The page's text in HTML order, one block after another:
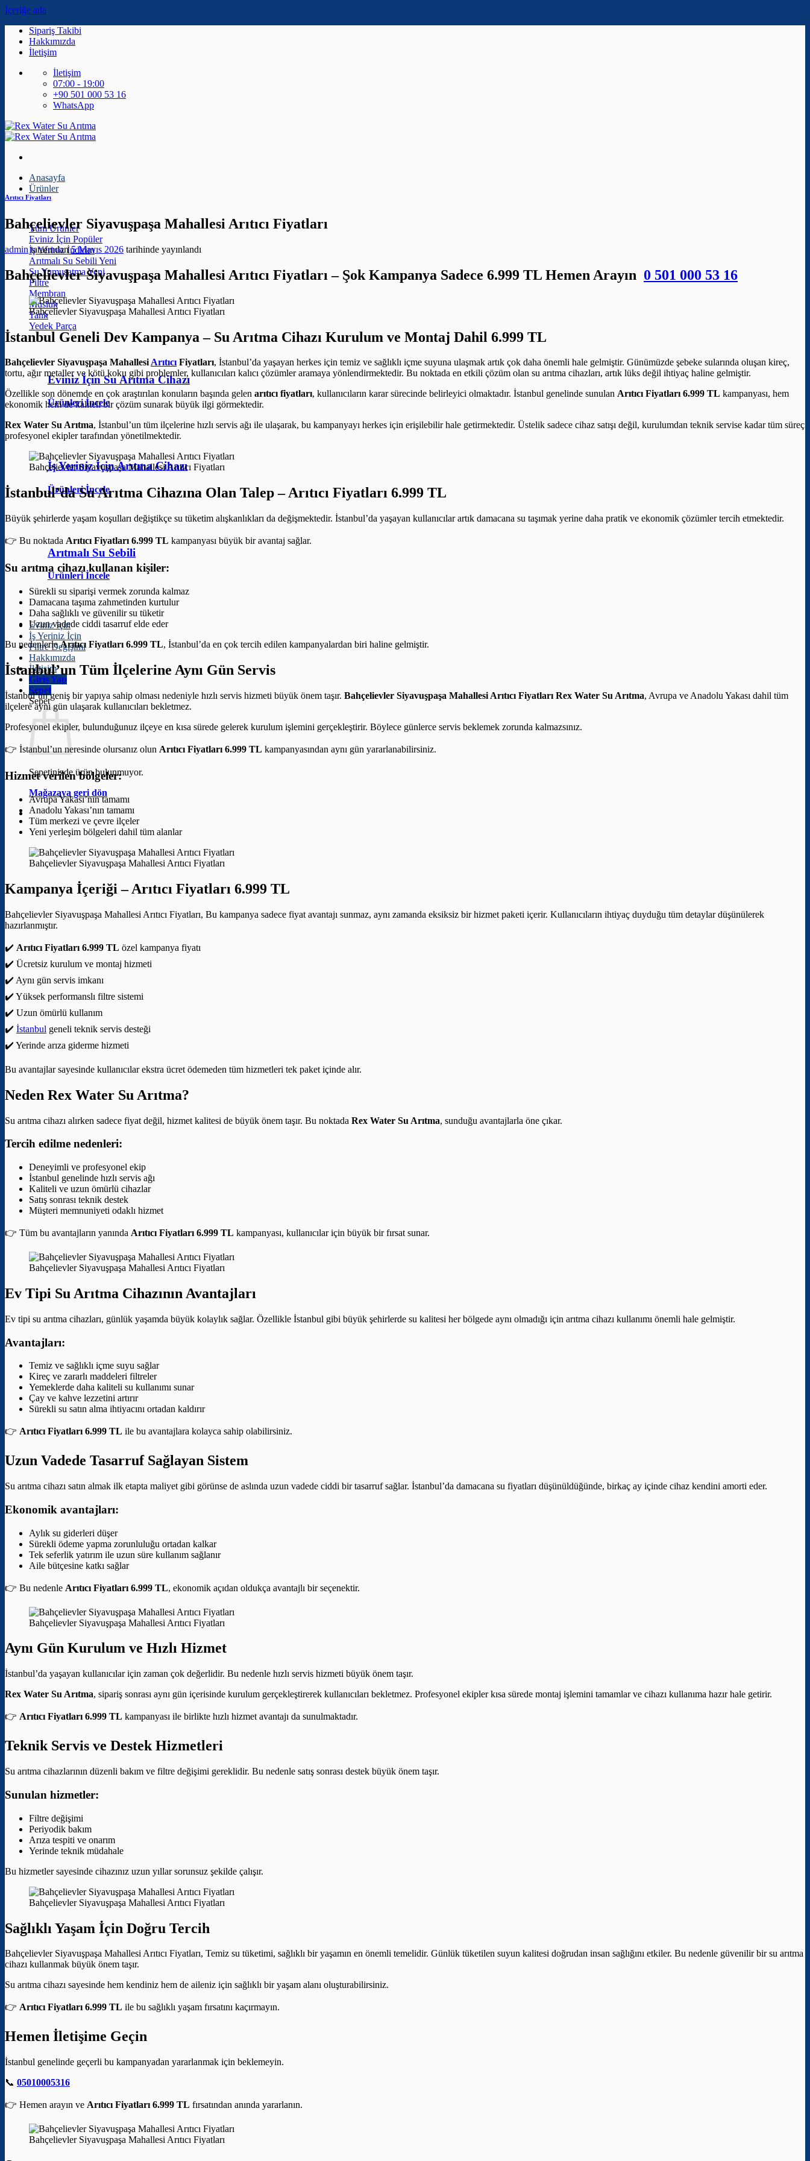
İçeriğe atla
Sipariş Takibi
Hakkımızda
İletişim
İletişim
07:00 - 19:00
+90 501 000 53 16
WhatsApp
Anasayfa
Ürünler
Tüm Ürünler
Eviniz İçin
İş Yeriniz
Arıtmalı Su Sebili
Su Yumuşatma
Filtre
Membran
Musluk
Tank
Yedek Parça
Eviniz İçin Su Arıtma Cihazı
Ürünleri İncele
İş Yeriniz İçin Arıtma Cihazı
Ürünleri İncele
Arıtmalı Su Sebili
Ürünleri İncele
Eviniz İçin
İş Yeriniz İçin
Filtre Değişimi
Hakkımızda
İletişim
Giriş Yap
Sepet
Sepet
Sepetinizde ürün bulunmuyor.
Mağazaya geri dön
Arıtıcı Fiyatları
Bahçelievler Siyavuşpaşa Mahallesi Arıtıcı Fiyatları
admintarafından 5 Mayıs 2026 tarihinde yayınlandı
Bahçelievler Siyavuşpaşa Mahallesi Arıtıcı Fiyatları – Şok Kampanya Sadece 6.999 TL Hemen Arayın 0 501 000 53 16
Bahçelievler Siyavuşpaşa Mahallesi Arıtıcı Fiyatları
İstanbul Geneli Dev Kampanya – Su Arıtma Cihazı Kurulum ve Montaj Dahil 6.999 TL
Bahçelievler Siyavuşpaşa MahallesiArıtıcıFiyatları, İstanbul’da yaşayan herkes için temiz ve sağlıklı içme suyuna ulaşmak artık çok daha önemli hale gelmiştir. Günümüzde şebeke sularında oluşan kireç,
tortu, ağır metaller ve kötü koku gibi problemler, kullanıcıları kalıcı çözümler aramaya yönlendirmektedir. Bu noktada en etkili çözüm olan su arıtma cihazları, artık lüks değil ihtiyaç haline gelmiştir.
Özellikle son dönemde en çok araştırılan konuların başında gelen arıtıcı fiyatları, kullanıcıların karar sürecinde belirleyici olmaktadır. İstanbul genelinde sunulan Arıtıcı Fiyatları 6.999 TL kampanyası, hem
ekonomik hem de kaliteli bir çözüm sunarak büyük ilgi görmektedir.
Rex Water Su Arıtma, İstanbul’un tüm ilçelerine hızlı servis ağı ile ulaşarak, bu kampanyayı herkes için erişilebilir hale getirmektedir. Üstelik sadece cihaz satışı değil, kurulumdan teknik servise kadar tüm süreç
profesyonel ekipler tarafından yönetilmektedir.
Bahçelievler Siyavuşpaşa Mahallesi Arıtıcı Fiyatları
İstanbul’da Su Arıtma Cihazına Olan Talep –Arıtıcı Fiyatları 6.999 TL
Büyük şehirlerde yaşam koşulları değiştikçe su tüketim alışkanlıkları da değişmektedir. İstanbul’da yaşayan kullanıcılar artık damacana su taşımak yerine daha pratik ve ekonomik çözümler tercih etmektedir.
👉 Bu noktada Arıtıcı Fiyatları 6.999 TL kampanyası büyük bir avantaj sağlar.
Su arıtma cihazı kullanan kişiler:
Sürekli su siparişi vermek zorunda kalmaz
Damacana taşıma zahmetinden kurtulur
Daha sağlıklı ve güvenilir su tüketir
Uzun vadede ciddi tasarruf elde eder
Bu nedenlerleArıtıcı Fiyatları 6.999 TL, İstanbul’da en çok tercih edilen kampanyalardan biri haline gelmiştir.
İstanbul’un Tüm İlçelerine Aynı Gün Servis
İstanbul’un geniş bir yapıya sahip olması nedeniyle hızlı servis hizmeti büyük önem taşır. Bahçelievler Siyavuşpaşa Mahallesi Arıtıcı Fiyatları Rex Water Su Arıtma, Avrupa ve Anadolu Yakası dahil tüm
ilçelere aynı gün ulaşarak kullanıcıları bekletmez.
Profesyonel ekipler, bulunduğunuz ilçeye en kısa sürede gelerek kurulum işlemini gerçekleştirir. Böylece günlerce servis beklemek zorunda kalmazsınız.
👉 İstanbul’un neresinde olursanız olun Arıtıcı Fiyatları 6.999 TL kampanyasından aynı gün yararlanabilirsiniz.
Hizmet verilen bölgeler:
Avrupa Yakası’nın tamamı
Anadolu Yakası’nın tamamı
Tüm merkezi ve çevre ilçeler
Yeni yerleşim bölgeleri dahil tüm alanlar
Bahçelievler Siyavuşpaşa Mahallesi Arıtıcı Fiyatları
Kampanya İçeriği –Arıtıcı Fiyatları 6.999 TL
Bahçelievler Siyavuşpaşa Mahallesi Arıtıcı Fiyatları, Bu kampanya sadece fiyat avantajı sunmaz, aynı zamanda eksiksiz bir hizmet paketi içerir. Kullanıcıların ihtiyaç duyduğu tüm detaylar düşünülerek
hazırlanmıştır.
✔️ Arıtıcı Fiyatları 6.999 TL özel kampanya fiyatı
✔️ Ücretsiz kurulum ve montaj hizmeti
✔️ Aynı gün servis imkanı
✔️ Yüksek performanslı filtre sistemi
✔️ Uzun ömürlü kullanım
✔️ İstanbul geneli teknik servis desteği
✔️ Yerinde arıza giderme hizmeti
Bu avantajlar sayesinde kullanıcılar ekstra ücret ödemeden tüm hizmetleri tek paket içinde alır.
Neden Rex Water Su Arıtma?
Su arıtma cihazı alırken sadece fiyat değil, hizmet kalitesi de büyük önem taşır. Bu noktada Rex Water Su Arıtma, sunduğu avantajlarla öne çıkar.
Tercih edilme nedenleri:
Deneyimli ve profesyonel ekip
İstanbul genelinde hızlı servis ağı
Kaliteli ve uzun ömürlü cihazlar
Satış sonrası teknik destek
Müşteri memnuniyeti odaklı hizmet
👉 Tüm bu avantajların yanında Arıtıcı Fiyatları 6.999 TL kampanyası, kullanıcılar için büyük bir fırsat sunar.
Bahçelievler Siyavuşpaşa Mahallesi Arıtıcı Fiyatları
Ev Tipi Su Arıtma Cihazının Avantajları
Ev tipi su arıtma cihazları, günlük yaşamda büyük kolaylık sağlar. Özellikle İstanbul gibi büyük şehirlerde su kalitesi her bölgede aynı olmadığı için arıtma cihazı kullanımı önemli hale gelmiştir.
Avantajları:
Temiz ve sağlıklı içme suyu sağlar
Kireç ve zararlı maddeleri filtreler
Yemeklerde daha kaliteli su kullanımı sunar
Çay ve kahve lezzetini artırır
Sürekli su satın alma ihtiyacını ortadan kaldırır
👉 Arıtıcı Fiyatları 6.999 TL ile bu avantajlara kolayca sahip olabilirsiniz.
Uzun Vadede Tasarruf Sağlayan Sistem
Su arıtma cihazı satın almak ilk etapta maliyet gibi görünse de aslında uzun vadede ciddi bir tasarruf sağlar. İstanbul’da damacana su fiyatları düşünüldüğünde, birkaç ay içinde cihaz kendini amorti eder.
Ekonomik avantajları:
Aylık su giderleri düşer
Sürekli ödeme yapma zorunluluğu ortadan kalkar
Tek seferlik yatırım ile uzun süre kullanım sağlanır
Aile bütçesine katkı sağlar
👉 Bu nedenle Arıtıcı Fiyatları 6.999 TL, ekonomik açıdan oldukça avantajlı bir seçenektir.
Bahçelievler Siyavuşpaşa Mahallesi Arıtıcı Fiyatları
Aynı Gün Kurulum ve Hızlı Hizmet
İstanbul’da yaşayan kullanıcılar için zaman çok değerlidir. Bu nedenle hızlı servis hizmeti büyük önem taşır.
Rex Water Su Arıtma, sipariş sonrası aynı gün içerisinde kurulum gerçekleştirerek kullanıcıları bekletmez. Profesyonel ekipler kısa sürede montaj işlemini tamamlar ve cihazı kullanıma hazır hale getirir.
👉 Arıtıcı Fiyatları 6.999 TL kampanyası ile birlikte hızlı hizmet avantajı da sunulmaktadır.
Teknik Servis ve Destek Hizmetleri
Su arıtma cihazlarının düzenli bakım ve filtre değişimi gereklidir. Bu nedenle satış sonrası destek büyük önem taşır.
Sunulan hizmetler:
Filtre değişimi
Periyodik bakım
Arıza tespiti ve onarım
Yerinde teknik müdahale
Bu hizmetler sayesinde cihazınız uzun yıllar sorunsuz şekilde çalışır.
Bahçelievler Siyavuşpaşa Mahallesi Arıtıcı Fiyatları
Sağlıklı Yaşam İçin Doğru Tercih
Bahçelievler Siyavuşpaşa Mahallesi Arıtıcı Fiyatları, Temiz su tüketimi, sağlıklı bir yaşamın en önemli temelidir. Günlük tüketilen suyun kalitesi doğrudan insan sağlığını etkiler. Bu nedenle güvenilir bir su arıtma
cihazı kullanmak büyük önem taşır.
Su arıtma cihazı sayesinde hem kendiniz hem de aileniz için sağlıklı bir yaşam alanı oluşturabilirsiniz.
👉 Arıtıcı Fiyatları 6.999 TL ile bu sağlıklı yaşam fırsatını kaçırmayın.
Hemen İletişime Geçin
İstanbul genelinde geçerli bu kampanyadan yararlanmak için beklemeyin.
📞 05010005316
👉 Hemen arayın ve Arıtıcı Fiyatları 6.999 TL fırsatından anında yararlanın.
Bahçelievler Siyavuşpaşa Mahallesi Arıtıcı Fiyatları